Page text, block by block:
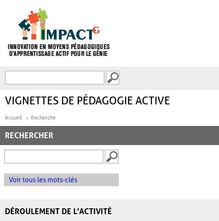
FORMULAIRE DE
VIGNETTES DE PÉDAGOGIE ACTIVE
Accueil Recherche
RECHERCHER
Voir tous les mots-clés
DÉROULEMENT DE L'ACTIVITÉ